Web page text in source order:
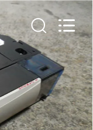
الصفحة
الرئيسية
منتجات
Shenzhen
Viyork
Technology
LTD.
All
Rights
Reserved.